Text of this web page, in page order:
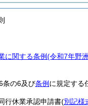
に関する条例(令和7年野
条の6及び条例 に規定する
行休業承認申請書(別記様